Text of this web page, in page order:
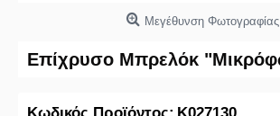
Μεγέθυνση Φωτογραφίας